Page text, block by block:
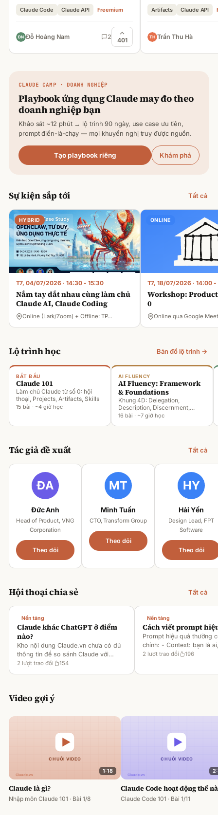
Claude Code Claude API Freemium
Đỗ Hoàng Nam 2 401
Artifacts Claude API
Trần Thu Hà
CLAUDE CAMP · DOANH NGHIỆP
Playbook ứng dụngClaudemay đo theo
doanh nghiệp bạn
Khảo sát ~12 phút → lộ trình 90 ngày, use case ưu tiên,
prompt điền-là-chạy — mọi khuyến nghị truy được nguồn.
Tạo playbook riêng Khám phá
Sự kiện sắp tới Tất cả
HYBRID
T7, 04/07/2026 · 14:30 - 15:30
Nắm tay dắt nhau cùng làm chủ
Claude AI, Claude Coding
Online (Lark/Zoom) + Offline: TP…
ONLINE
T7, 18/07/2026 · 14:00 -
Workshop:
0
Online qua Google Meet
Lộ trình học Bản đồ lộ trình →
BẮT ĐẦU
Claude 101
Làm chủ Claude từ số 0: hội
thoại, Projects, Artifacts, Skills
15 bài · ~4 giờ học
AI FLUENCY
AI Fluency: Framework
& Foundations
Khung 4D: Delegation,
Description, Discernment,
Diligence
16 bài · ~7 giờ học
Tác giả đề xuất Tất cả
Đức Anh
Head of Product, VNG
Corporation
Theo dõi
Minh Tuấn
CTO, Transform Group
Theo dõi
Hải Yến
Design Lead, FPT
Software
Theo dõi
Hội thoại chia sẻ Tất cả
Nền tảng
Claude khác ChatGPT ở điểm
nào?
Kho nội dung Claude.vn chưa có đủ
thông tin để so sánh Claude với
ChatGPT. Hiện chỉ có tài liệu về
2 lượt trao đổi 154
Nền tảng
Cách viết prompt
Prompt hiệu quả thường
chính: - Context: bạn là
gì [1][2][6] - Task: muốn
2 lượt trao đổi 196
Video gợi ý
1:18
Claude là gì?
Nhập môn Claude 101 · Bài 1/8
Claude Code hoạt động thế
Claude Code 101 · Bài 1/11